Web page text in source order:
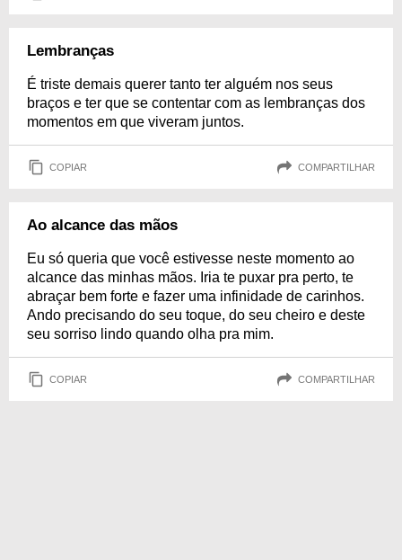
Lembranças
É triste demais querer tanto ter alguém nos seus
braços e ter que se contentar com as lembranças dos
momentos em que viveram juntos.
COPIAR COMPARTILHAR
Ao alcance das mãos
Eu só queria que você estivesse neste momento ao
alcance das minhas mãos. Iria te puxar pra perto, te
abraçar bem forte e fazer uma infinidade de carinhos.
Ando precisando do seu toque, do seu cheiro e deste
seu sorriso lindo quando olha pra mim.
COPIAR COMPARTILHAR